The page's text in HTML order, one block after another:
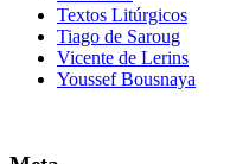
Textos Litúrgicos
Tiago de Saroug
Vicente de Lerins
Youssef Bousnaya